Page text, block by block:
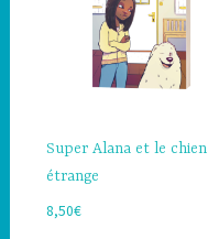
Super Alana et le chien
étrange
8,50€